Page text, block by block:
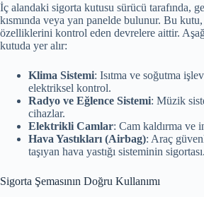
İç alandaki sigorta kutusu sürücü tarafında,
kısmında veya yan panelde bulunur. Bu
özelliklerini kontrol eden devrelere aittir.
kutuda yer alır:
Klima Sistemi: Isıtma ve soğutma
elektriksel kontrol.
Radyo ve Eğlence Sistemi: Müzik
cihazlar.
Elektrikli Camlar: Cam kaldırma ve
Hava Yastıkları (Airbag): Araç
taşıyan hava yastığı sisteminin sigortası.
Sigorta Şemasının Doğru Kullanımı